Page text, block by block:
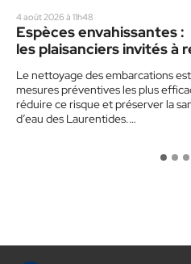
4 août 2026 à 11h48
Espèces envahissantes :
les plaisanciers invités à
Le nettoyage des embarcations
mesures préventives les plus
réduire ce risque et préserver la
d’eau des Laurentides.…